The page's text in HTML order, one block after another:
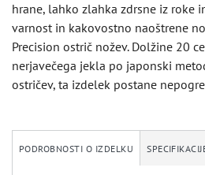
hrane, lahko zlahka zdrsne iz roke
varnost in kakovostno naoštrene
Precision ostrič nožev. Dolžine 20
nerjavečega jekla po japonski
ostričev, ta izdelek postane
PODROBNOSTI O IZDELKU